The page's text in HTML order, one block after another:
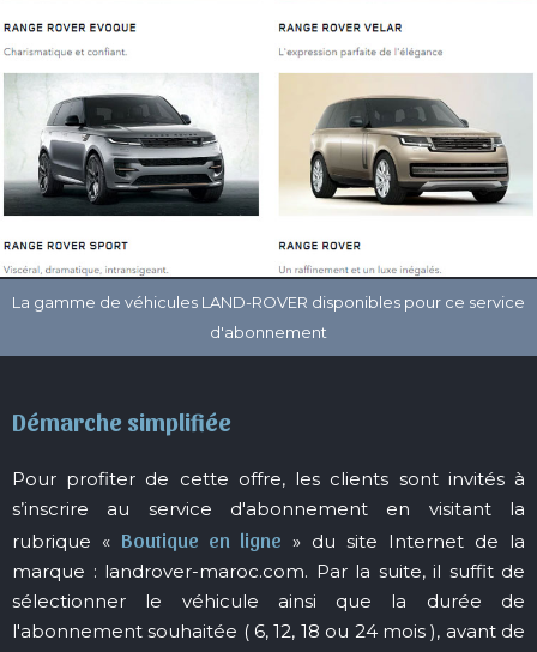
Démarche simplifiée
Pour profiter de cette offre, les clients sont invités à
s’inscrire au service d'abonnement en visitant la
rubrique « Boutique en ligne » du site Internet de la
marque : landrover-maroc.com. Par la suite, il suffit de
sélectionner le véhicule ainsi que la durée de
l'abonnement souhaitée ( 6, 12, 18 ou 24 mois ), avant de